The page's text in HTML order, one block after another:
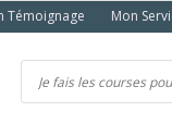
Témoignage Mon